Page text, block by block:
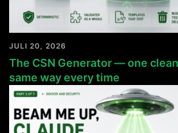
JULI 20, 2026
The CSN Generator — one
same way every time